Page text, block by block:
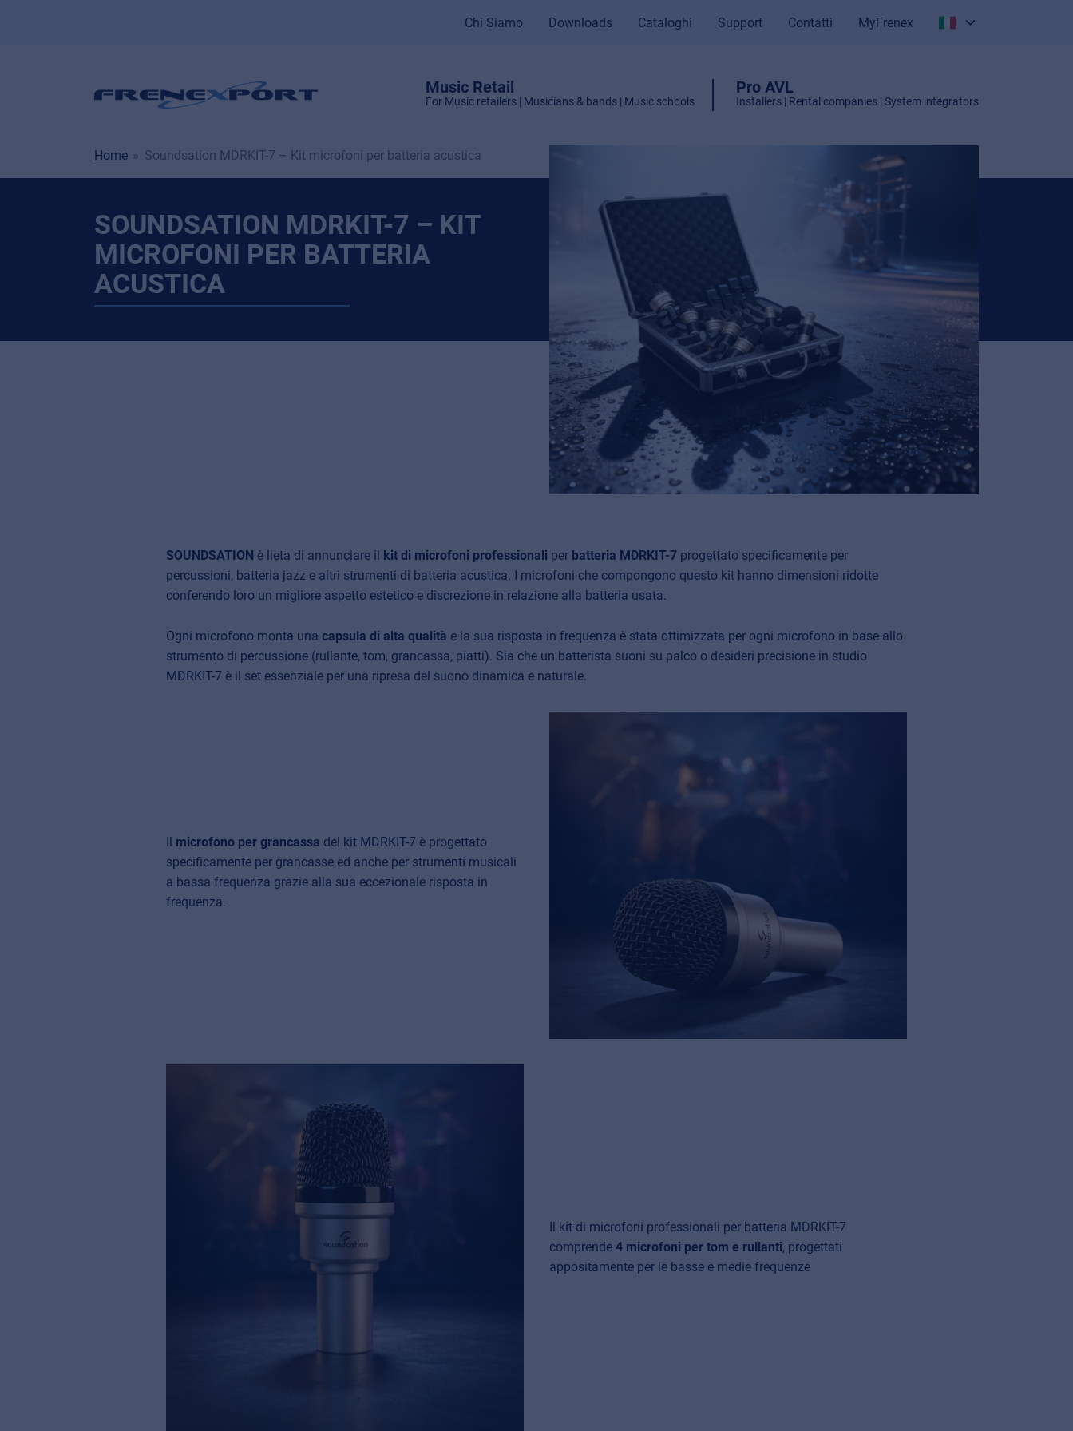
Chi Siamo Downloads Cataloghi Support Contatti
MyFrenex
Music Retail
For Music retailers | Musicians & bands | Music schools
Pro AVL
Installers | Rental companies | System integrators
Home Soundsation MDRKIT-7 – Kit microfoni per batteria acustica
SOUNDSATION MDRKIT-7 – KIT
MICROFONI PER BATTERIA
ACUSTICA
SOUNDSATION è lieta di annunciare il kit di microfoni professionali per batteria MDRKIT-7 progettato specificamente per
percussioni, batteria jazz e altri strumenti di batteria acustica. I microfoni che compongono questo kit hanno dimensioni ridotte
conferendo loro un migliore aspetto estetico e discrezione in relazione alla batteria usata.
Ogni microfono monta una capsula di alta qualità e la sua risposta in frequenza è stata ottimizzata per ogni microfono in base allo
strumento di percussione (rullante, tom, grancassa, piatti). Sia che un batterista suoni su palco o desideri precisione in studio
MDRKIT-7 è il set essenziale per una ripresa del suono dinamica e naturale.
Il microfono per grancassa del kit MDRKIT-7 è progettato
specificamente per grancasse ed anche per strumenti musicali
a bassa frequenza grazie alla sua eccezionale risposta in
frequenza.
Il kit di microfoni professionali per batteria MDRKIT-7
comprende 4 microfoni per tom e rullanti, progettati
appositamente per le basse e medie frequenze